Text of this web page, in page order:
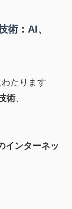
術：AI、
たります
術、
インターネッ